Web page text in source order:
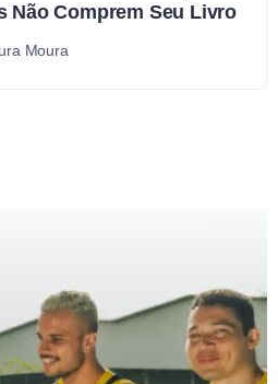
Não Comprem Seu Livro
Moura